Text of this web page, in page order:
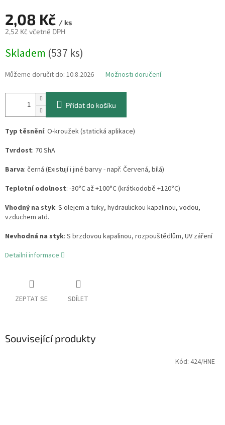
2,08 Kč / ks
2,52 Kč včetně DPH
cena:
Skladem (537 ks)
Můžeme doručit do: 10.8.2026 Možnosti doručení
Přidat do košíku
Typ těsnění: O-kroužek (statická aplikace)
Tvrdost: 70 ShA
Barva: černá (Existují i jiné barvy - např. Červená, bílá)
Teplotní odolnost: -30°C až +100°C (krátkodobě +120°C)
Vhodný na styk: S olejem a tuky, hydraulickou kapalinou, vodou,
vzduchem atd.
Nevhodná na styk: S brzdovou kapalinou, rozpouštědlům, UV záření
Detailní informace
ZEPTAT SE SDÍLET
Související produkty
Kód: 424/HNE